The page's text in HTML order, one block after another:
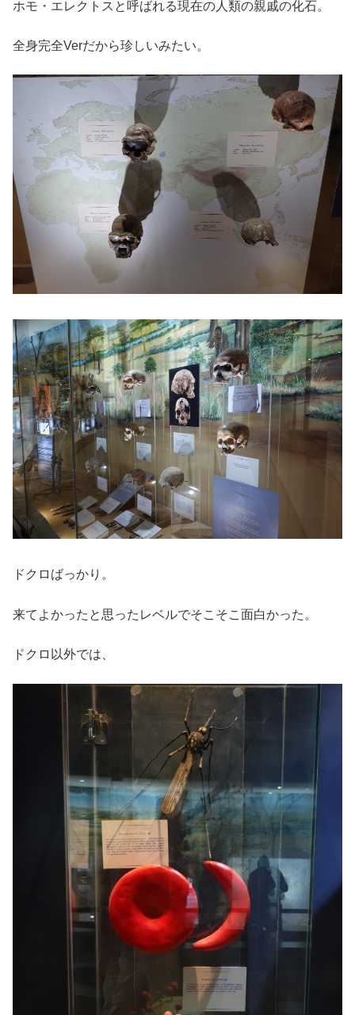
ホモ・エレクトスと呼ばれる現在の人類の親戚の化石。
全身完全Verだから珍しいみたい。
ドクロばっかり。
来てよかったと思ったレベルでそこそこ面白かった。
ドクロ以外では、